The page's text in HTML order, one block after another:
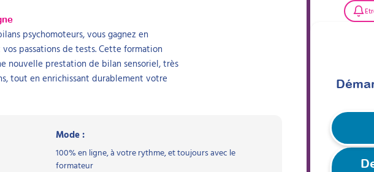
psychomoteurs, vous gagnez en
passations de tests. Cette formation
nouvelle prestation de bilan sensoriel, très
tout en enrichissant durablement votre
Mode :
100% en ligne, à votre rythme, et toujours avec le
formateur